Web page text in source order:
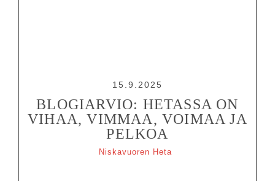
15.9.2025
BLOGIARVIO: HETASSA ON
VIHAA, VIMMAA, VOIMAA JA
PELKOA
Niskavuoren Heta